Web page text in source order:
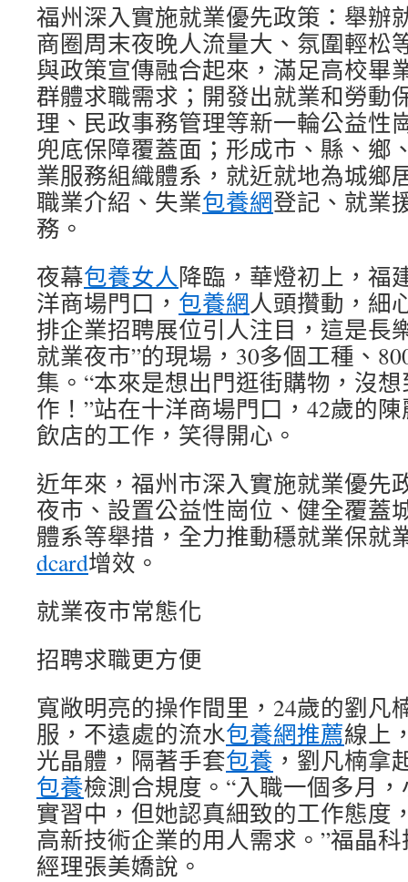
福州深入實施就業優先政策：舉辦
商圈周末夜晚人流量大、氛圍輕松
與政策宣傳融合起來，滿足高校畢
群體求職需求；開發出就業和勞動
理、民政事務管理等新一輪公益性
兜底保障覆蓋面；形成市、縣、鄉
業服務組織體系，就近就地為城鄉
職業介紹、失業包養網登記、就業
務。
夜幕包養女人降臨，華燈初上，福
洋商場門口， 包養網人頭攢動，細
排企業招聘展位引人注目，這是長
就業夜市”的現場，30多個工種、
集。“本來是想出門逛街購物，沒
作！”站在十洋商場門口，42歲的
飲店的工作，笑得開心。
近年來，福州市深入實施就業優先
夜市、設置公益性崗位、健全覆蓋
體系等舉措，全力推動穩就業保就
dcard增效。
就業夜市常態化
招聘求職更方便
寬敞明亮的操作間里，24歲的劉凡
服，不遠處的流水包養網推薦線上
光晶體，隔著手套包養 ，劉凡楠拿
包養檢測合規度。“入職一個多月
實習中，但她認真細致的工作態度
高新技術企業的用人需求。”福晶
經理張美嬌說。